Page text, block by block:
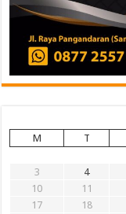
M
T
3
4
10
11
17
18